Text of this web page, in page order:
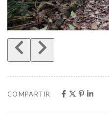
COMPARTIR